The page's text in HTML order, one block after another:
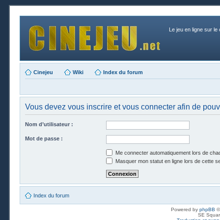
Le jeu en ligne sur le
Cinejeu Wiki Index du forum
Vous devez vous inscrire et vous connecter afin de
Nom d’utilisateur :
Mot de passe :
Me connecter automatiquement lors de
Masquer mon statut en ligne lors de cette
Index du forum
Powered by phpBB
SE